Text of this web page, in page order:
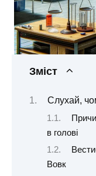
Зміст
Слухай,
в голові
Вовк